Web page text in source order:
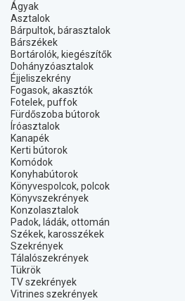
Ágyak
Asztalok
Bárpultok, bárasztalok
Bárszékek
Bortárolók, kiegészítők
Dohányzóasztalok
Éjjeliszekrény
Fogasok, akasztók
Fotelek, puffok
Fürdőszoba bútorok
Íróasztalok
Kanapék
Kerti bútorok
Komódok
Konyhabútorok
Könyvespolcok, polcok
Könyvszekrények
Konzolasztalok
Padok, ládák, ottomán
Székek, karosszékek
Szekrények
Tálalószekrények
Tükrök
TV szekrények
Vitrines szekrények